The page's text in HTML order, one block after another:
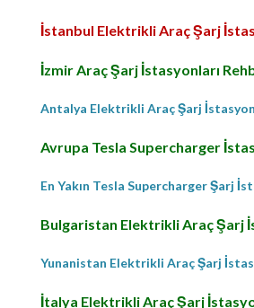
İstanbul Elektrikli Araç Şarj
İzmir Araç Şarj İstasyonları
Antalya Elektrikli Araç Şarj
Avrupa Tesla Supercharger
En Yakın Tesla Supercharger Şarj
Bulgaristan Elektrikli Araç Şarj
Yunanistan Elektrikli Araç Şarj
İtalya Elektrikli Araç Şarj